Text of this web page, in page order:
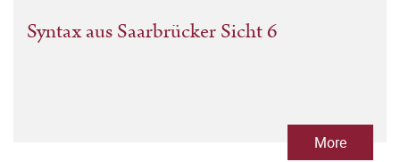
Syntax aus Saarbrücker Sicht 6
More